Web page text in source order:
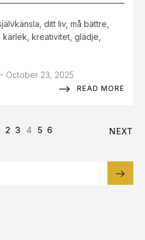
ditt liv, må bättre,
kreativitet, glädje,
- October 23, 2025
READ MORE
2 3 4 5 6 NEXT